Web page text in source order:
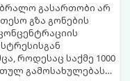
გასართობი არ
გზა გონების
როდესაც საქმე 1000
გამოსახულებას